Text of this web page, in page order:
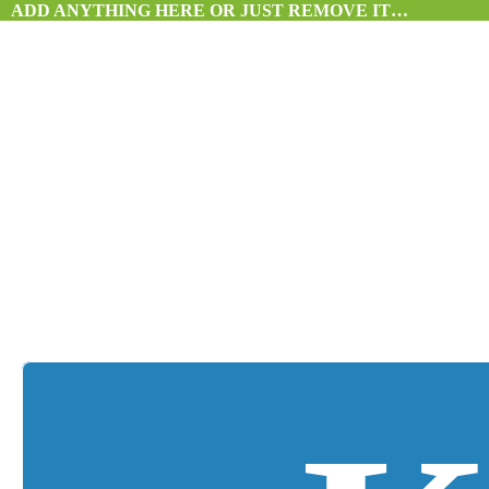
ADD ANYTHING HERE OR JUST REMOVE IT…